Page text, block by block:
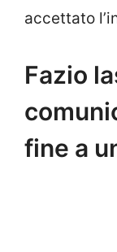
accettato
Fazio
fine a